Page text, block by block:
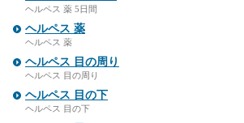
ヘルペス 薬 5日間
ヘルペス 薬
ヘルペス 薬
ヘルペス 目の周り
ヘルペス 目の周り
ヘルペス 目の下
ヘルペス 目の下